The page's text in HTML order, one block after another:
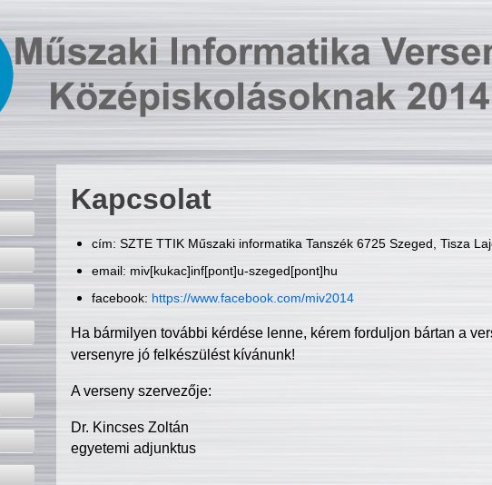
Kapcsolat
cím: SZTE TTIK Műszaki informatika Tanszék 6725 Szeged, Tisza
email: miv[kukac]inf[pont]u-szeged[pont]hu
facebook: https://www.facebook.com/miv2014
Ha bármilyen további kérdése lenne, kérem forduljon bártan a
versenyre jó felkészülést kívánunk!
A verseny szervezője:
Dr. Kincses Zoltán
egyetemi adjunktus